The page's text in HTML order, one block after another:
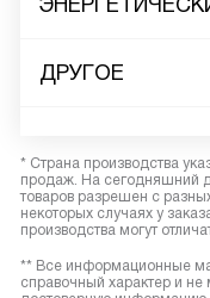
ДРУГОЕ
* Страна производства
продаж. На сегодняшний
товаров разрешен с
некоторых случаях у
производства могут
** Все информационные
справочный характер и не